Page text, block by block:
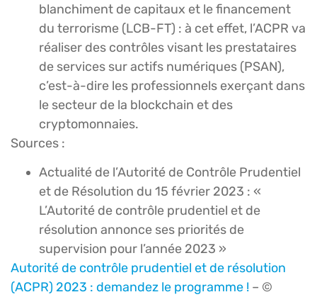
blanchiment de capitaux et le financement
du terrorisme (LCB-FT) : à cet effet, l’ACPR va
réaliser des contrôles visant les prestataires
de services sur actifs numériques (PSAN),
c’est-à-dire les professionnels exerçant dans
le secteur de la blockchain et des
cryptomonnaies.
Sources :
Actualité de l’Autorité de Contrôle Prudentiel
et de Résolution du 15 février 2023 : «
L’Autorité de contrôle prudentiel et de
résolution annonce ses priorités de
supervision pour l’année 2023 »
Autorité de contrôle prudentiel et de résolution
(ACPR) 2023 : demandez le programme ! – ©